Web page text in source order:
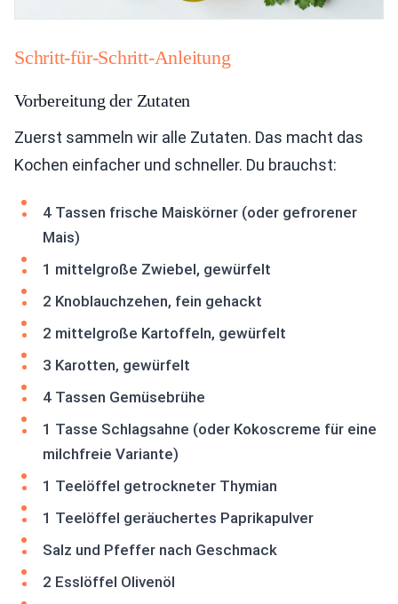
Schritt-für-Schritt-Anleitung
Vorbereitung der Zutaten
Zuerst sammeln wir alle Zutaten. Das macht das
Kochen einfacher und schneller. Du brauchst:
4 Tassen frische Maiskörner (oder gefrorener
Mais)
1 mittelgroße Zwiebel, gewürfelt
2 Knoblauchzehen, fein gehackt
2 mittelgroße Kartoffeln, gewürfelt
3 Karotten, gewürfelt
4 Tassen Gemüsebrühe
1 Tasse Schlagsahne (oder Kokoscreme für eine
milchfreie Variante)
1 Teelöffel getrockneter Thymian
1 Teelöffel geräuchertes Paprikapulver
Salz und Pfeffer nach Geschmack
2 Esslöffel Olivenöl